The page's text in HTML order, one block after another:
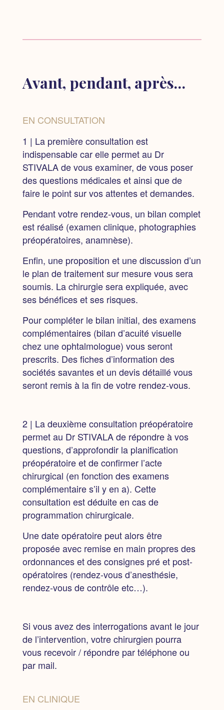
Avant, pendant, après…
EN CONSULTATION
1 | La première consultation est
indispensablecar elle permet au Dr
STIVALA de vous examiner, de vous poser
des questions médicales et ainsi que de
faire le point sur vos attentes et demandes.
Pendant votre rendez-vous, un bilan complet
est réalisé(examen clinique, photographies
préopératoires, anamnèse).
Enfin, une proposition et une discussion d’un
le plan de traitement sur mesure vous sera
soumis. La chirurgie sera expliquée, avec
ses bénéfices et ses risques.
Pour compléter le bilan initial, des examens
complémentaires (bilan d’acuité visuelle
chez une ophtalmologue) vous seront
prescrits. Des fiches d’information des
sociétés savantes et un devis détaillé vous
seront remis à la fin de votre rendez-vous.
2 | La deuxième consultation préopératoire
permet au Dr STIVALA de répondre à vos
questions, d’approfondir la planification
préopératoire et de confirmer l’acte
chirurgical (en fonction des examens
complémentaire s’il y en a). Cette
consultation est déduite en cas de
programmation chirurgicale.
Une date opératoire peut alors être
proposéeavec remise en main propres des
ordonnances et des consignes pré et post-
opératoires (rendez-vous d’anesthésie,
rendez-vous de contrôle etc…).
Si vous avez des interrogations avant le jour
de l’intervention, votre chirurgien pourra
vous recevoir / répondre par téléphone ou
par mail.
EN CLINIQUE